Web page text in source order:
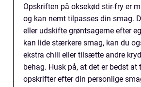
Opskriften på oksekød stir-fry er
og kan nemt tilpasses din smag.
eller udskifte grøntsagerne efter
kan lide stærkere smag, kan du
ekstra chili eller tilsætte andre
behag. Husk på, at det er bedst at
opskrifter efter din personlige